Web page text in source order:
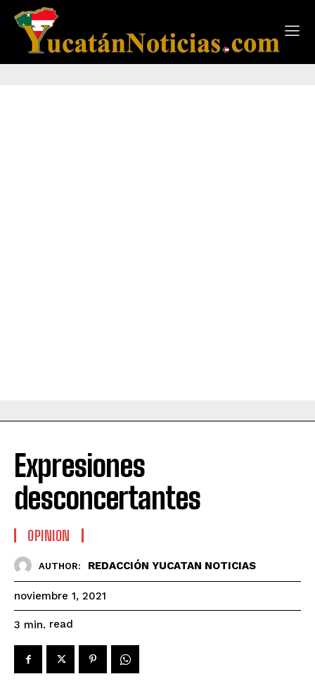
Expresiones
desconcertantes
OPINION
AUTHOR: REDACCIÓN YUCATAN NOTICIAS
noviembre 1, 2021
3 min. read